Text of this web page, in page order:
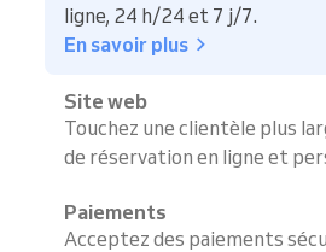
ligne, 24 h/24 et 7 j/7.
En savoir plus
Site web
Touchez une clientèle plus
de réservation en ligne et
Paiements
Acceptez des paiements